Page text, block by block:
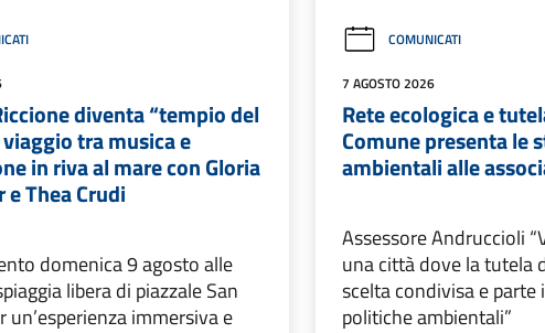
diventa “tempio del
tra musica e
in riva al mare con Gloria
e Thea Crudi
domenica 9 agosto alle
libera di piazzale San
un’esperienza immersiva e
COMUNICATI
7 AGOSTO 2026
Rete ecologica e
Comune presenta le
ambientali alle
Assessore Andruccioli
una città dove la tutela
scelta condivisa e
politiche ambientali”